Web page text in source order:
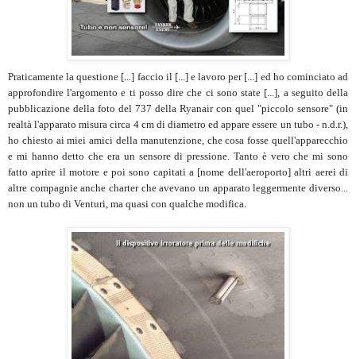
Praticamente la questione [...] faccio il [...] e lavoro per [...] ed ho cominciato ad
approfondire l'argomento e ti posso dire che ci sono state [...], a seguito della
pubblicazione della foto del 737 della Ryanair con quel "piccolo sensore" (in
realtà l'apparato misura circa 4 cm di diametro ed appare essere un tubo - n.d.r.),
ho chiesto ai miei amici della manutenzione, che cosa fosse quell'apparecchio
e mi hanno detto che era un sensore di pressione. Tanto è vero che mi sono
fatto aprire il motore e poi sono capitati a [nome dell'aeroporto] altri aerei di
altre compagnie anche charter che avevano un apparato leggermente diverso...
non un tubo di Venturi, ma quasi con qualche modifica.